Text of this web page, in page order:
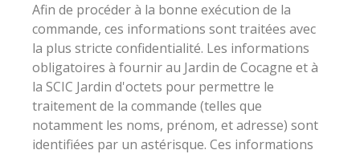
Afin de procéder à la bonne exécution de la
commande, ces informations sont traitées avec
la plus stricte confidentialité. Les informations
obligatoires à fournir au Jardin de Cocagne et à
la SCIC Jardin d'octets pour permettre le
traitement de la commande (telles que
notamment les noms, prénom, et adresse) sont
identifiées par un astérisque. Ces informations